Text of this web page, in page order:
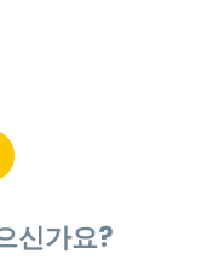
신가요?